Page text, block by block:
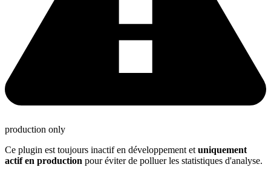
production only
Ce plugin est toujours inactif en développement et uniquement
actif en production pour éviter de polluer les statistiques d'analyse.